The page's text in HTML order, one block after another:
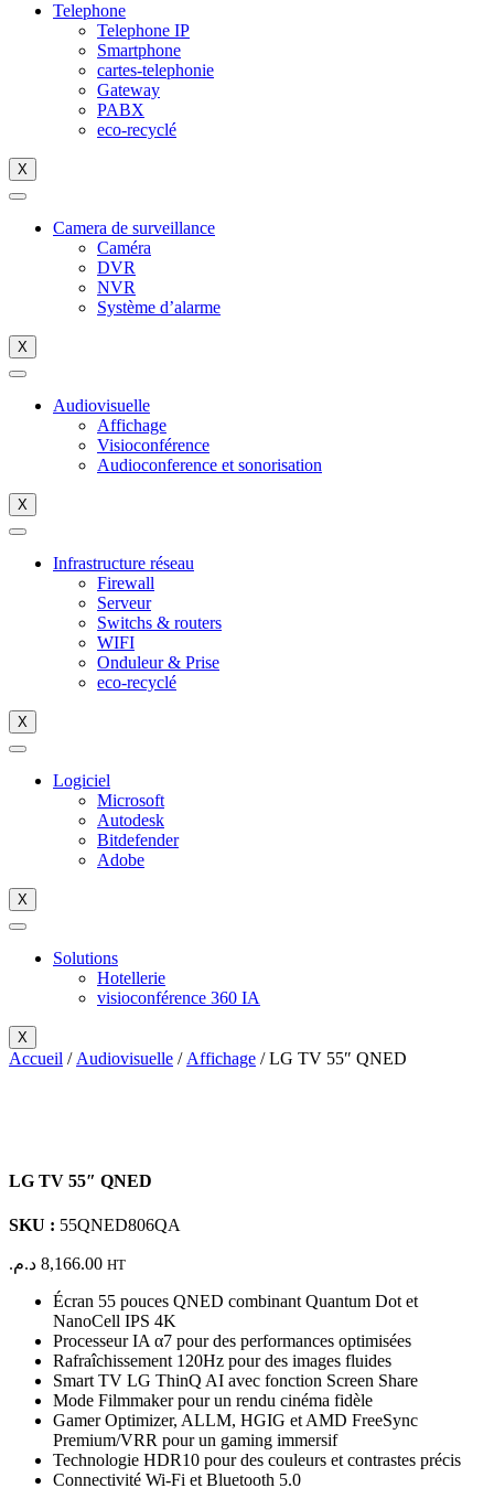
Telephone
Telephone IP
Smartphone
cartes-telephonie
Gateway
PABX
eco-recyclé
X
Camera de surveillance
Caméra
DVR
NVR
Système d’alarme
X
Audiovisuelle
Affichage
Visioconférence
Audioconference et sonorisation
X
Infrastructure réseau
Firewall
Serveur
Switchs & routers
WIFI
Onduleur & Prise
eco-recyclé
X
Logiciel
Microsoft
Autodesk
Bitdefender
Adobe
X
Solutions
Hotellerie
visioconférence 360 IA
X
Accueil / Audiovisuelle / Affichage / LG TV 55″ QNED
LG TV 55″ QNED
SKU : 55QNED806QA
8,166.00 د.م. HT
Écran 55 pouces QNED combinant Quantum Dot et
NanoCell IPS 4K
Processeur IA α7 pour des performances optimisées
Rafraîchissement 120Hz pour des images fluides
Smart TV LG ThinQ AI avec fonction Screen Share
Mode Filmmaker pour un rendu cinéma fidèle
Gamer Optimizer, ALLM, HGIG et AMD FreeSync
Premium/VRR pour un gaming immersif
Technologie HDR10 pour des couleurs et contrastes précis
Connectivité Wi-Fi et Bluetooth 5.0